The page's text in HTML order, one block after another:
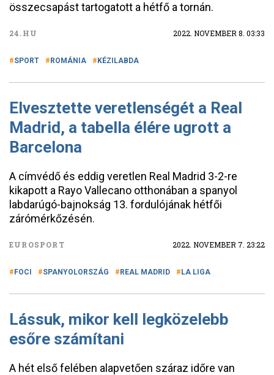
összecsapást tartogatott a hétfő a tornán.
24.HU 2022. NOVEMBER 8. 03:33
SPORT ROMÁNIA KÉZILABDA
Elvesztette veretlenségét a Real
Madrid, a tabella élére ugrott a
Barcelona
A címvédő és eddig veretlen Real Madrid 3-2-re
kikapott a Rayo Vallecano otthonában a spanyol
labdarúgó-bajnokság 13. fordulójának hétfői
zárómérkőzésén.
EUROSPORT 2022. NOVEMBER 7. 23:22
FOCI SPANYOLORSZÁG REAL MADRID LA LIGA
Lássuk, mikor kell legközelebb
esőre számítani
A hét első felében alapvetően száraz időre van